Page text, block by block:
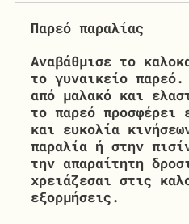
Παρεό παραλίας
Αναβάθμισε το
το γυναικείο παρεό.
από μαλακό και
το παρεό προσφέρει
και ευκολία
παραλία ή στην
την απαραίτητη
χρειάζεσαι στις
εξορμήσεις.